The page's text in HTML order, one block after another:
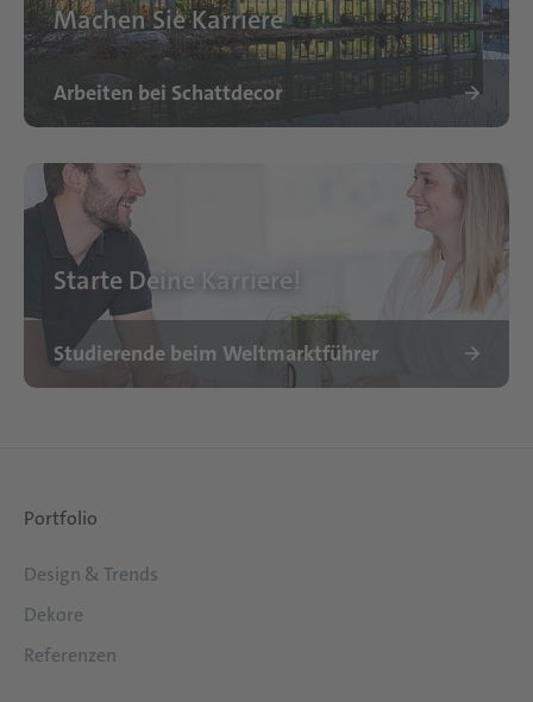
Machen Sie Karriere
Arbeiten bei Schattdecor
Starte Deine Karriere!
Studierende beim Weltmarktführer
Portfolio
Design & Trends
Dekore
Referenzen